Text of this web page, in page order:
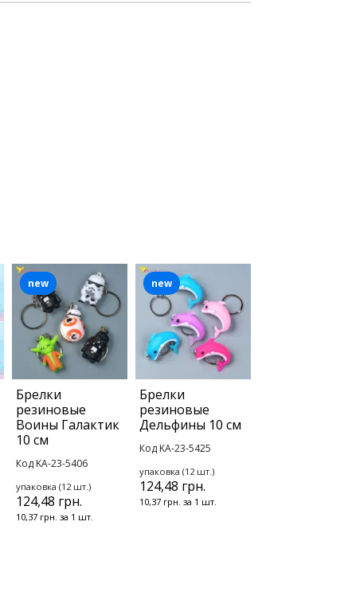
Брелки
резиновые
Воины Галактик
10 см
Код KA-23-5406
упаковка (12 шт.)
124,48 грн.
10,37 грн. за 1 шт.
new
Брелки
резиновые
Дельфины 10 см
Код KA-23-5425
упаковка (12 шт.)
124,48 грн.
10,37 грн. за 1 шт.
new